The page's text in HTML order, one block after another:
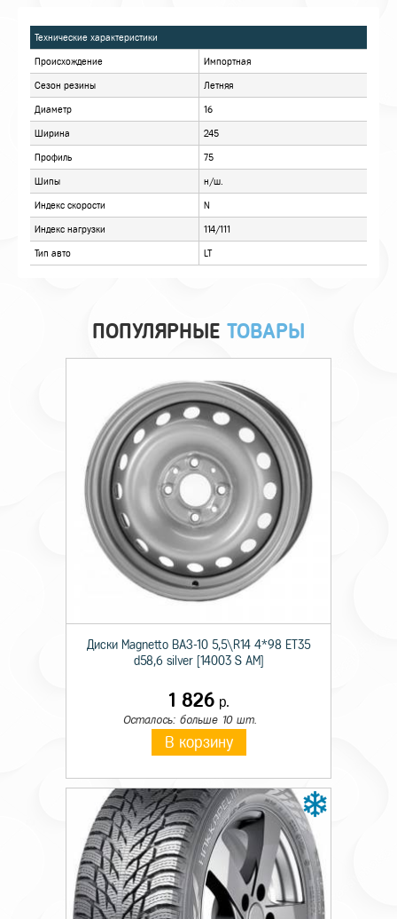
ОПИСАНИЕ
ОТЗЫВЫ
Технические характеристики
Происхождение Импортная
Сезон резины
Ширина 245
Индекс нагрузки 114/111
Тип авто LT
ПОПУЛЯРНЫЕ ТОВАРЫ
Диски Magnetto ВАЗ-10 5,5\R14 4*98 ET35
d58,6 silver [14003 S AM]
1 826р.
Осталось: больше 10 шт.
В корзину